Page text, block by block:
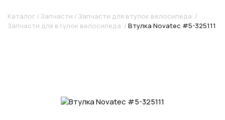
Каталог / Запчасти / Запчасти для втулок велосипеда /
Запчасти для втулок велосипеда / Втулка Novatec #5-325111